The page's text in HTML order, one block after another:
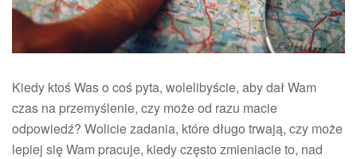
Kiedy ktoś Was o coś pyta, wolelibyście, aby dał Wam
czas na przemyślenie, czy może od razu macie
odpowiedź? Wolicie zadania, które długo trwają, czy może
lepiej się Wam pracuje, kiedy często zmieniacie to, nad